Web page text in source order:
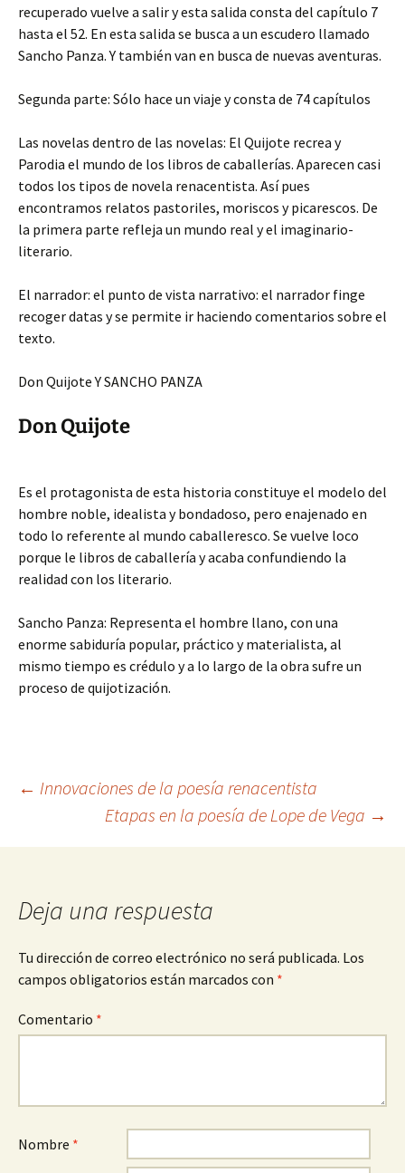
recuperado vuelve a salir y esta salida consta del capítulo 7
hasta el 52. En esta salida se busca a un escudero llamado
Sancho Panza. Y también van en busca de nuevas aventuras.
Segunda parte: Sólo hace un viaje y consta de 74 capítulos
Las novelas dentro de las novelas: El Quijote recrea y
Parodia el mundo de los libros de caballerías. Aparecen casi
todos los tipos de novela renacentista. Así pues
encontramos relatos pastoriles, moriscos y picarescos. De
la primera parte refleja un mundo real y el imaginario-
literario.
El narrador: el punto de vista narrativo: el narrador finge
recoger datas y se permite ir haciendo comentarios sobre el
texto.
Don Quijote Y SANCHO PANZA
Don Quijote
Es el protagonista de esta historia constituye el modelo del
hombre noble, idealista y bondadoso, pero enajenado en
todo lo referente al mundo caballeresco. Se vuelve loco
porque le libros de caballería y acaba confundiendo la
realidad con los literario.
Sancho Panza: Representa el hombre llano, con una
enorme sabiduría popular, práctico y materialista, al
mismo tiempo es crédulo y a lo largo de la obra sufre un
proceso de quijotización.
Navegación
de
entradas
← Innovaciones de la poesía renacentista
Etapas en la poesía de Lope de Vega →
Deja una respuesta
Tu dirección de correo electrónico no será publicada. Los
campos obligatorios están marcados con *
Comentario *
Nombre *